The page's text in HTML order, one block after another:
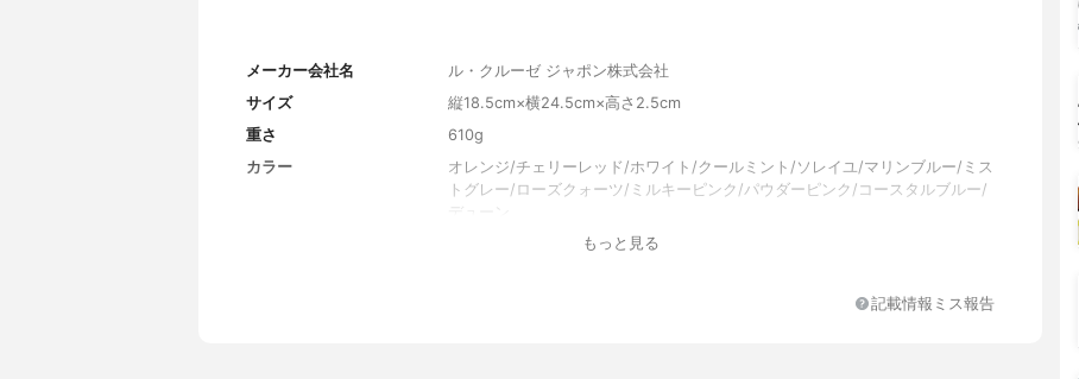
メーカー会社名
ル・クルーゼ ジャポン株式会社
サイズ
縦18.5cm×横24.5cm×高さ2.5cm
重さ
610g
カラー
オレンジ/チェリーレッド/ホワイト/クールミント/ソレイユ/マリンブルー/ミス
トグレー/ローズクォーツ/ミルキーピンク/パウダーピンク/コースタルブルー/
デューン
もっと見る
記載情報ミス報告